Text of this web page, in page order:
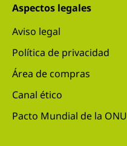
Aspectos legales
Aviso legal
Política de privacidad
Área de compras
Canal ético
Pacto Mundial de la ONU